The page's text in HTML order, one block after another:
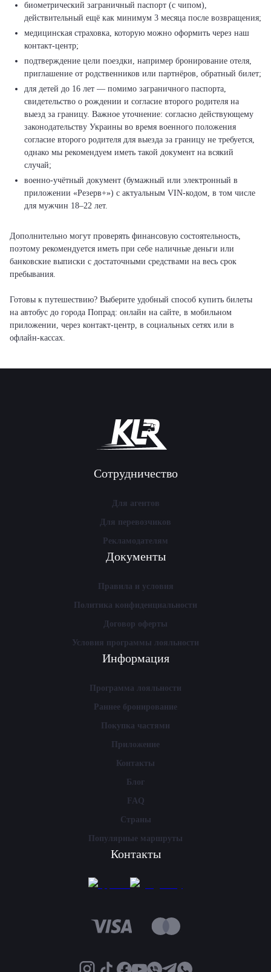
биометрический заграничный паспорт (с чипом),
действительный ещё как минимум 3 месяца после возвращения;
медицинская страховка, которую можно оформить через наш
контакт-центр;
подтверждение цели поездки, например бронирование отеля,
приглашение от родственников или партнёров, обратный билет;
для детей до 16 лет — помимо заграничного паспорта,
свидетельство о рождении и согласие второго родителя на
выезд за границу. Важное уточнение: согласно действующему
законодательству Украины во время военного положения
согласие второго родителя для выезда за границу не требуется,
однако мы рекомендуем иметь такой документ на всякий
случай;
военно-учётный документ (бумажный или электронный в
приложении «Резерв+») с актуальным VIN-кодом, в том числе
для мужчин 18–22 лет.
Дополнительно могут проверять финансовую состоятельность,
поэтому рекомендуется иметь при себе наличные деньги или
банковские выписки с достаточными средствами на весь срок
пребывания.
Готовы к путешествию? Выберите удобный способ купить билеты
на автобус до города Попрад: онлайн на сайте, в мобильном
приложении, через контакт-центр, в социальных сетях или в
офлайн-кассах.
Сотрудничество
Для агентов
Для перевозчиков
Рекламодателям
Документы
Правила и условия
Политика конфиденциальности
Договор оферты
Условия программы лояльности
Информация
Программа лояльности
Раннее бронирование
Покупка частями
Приложение
Контакты
Блог
FAQ
Страны
Популярные маршруты
Контакты